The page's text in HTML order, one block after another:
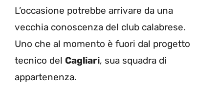
L’occasione potrebbe arrivare da una
vecchia conoscenza del club calabrese.
Uno che al momento è fuori dal progetto
tecnico del Cagliari, sua squadra di
appartenenza.